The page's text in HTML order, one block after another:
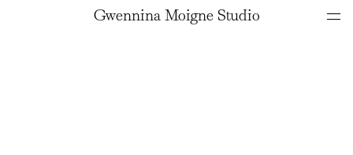
Gwennina Moigne Studio